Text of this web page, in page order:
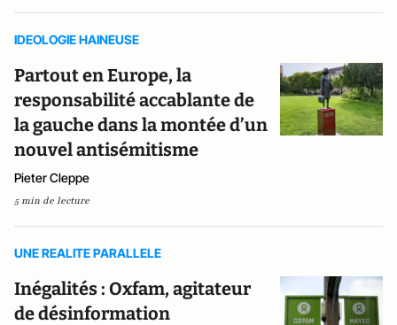
IDEOLOGIE HAINEUSE
Partout en Europe, la
responsabilité accablante de
la gauche dans la montée d’un
nouvel antisémitisme
Pieter Cleppe
5 min de lecture
UNE REALITE PARALLELE
Inégalités : Oxfam, agitateur
de désinformation